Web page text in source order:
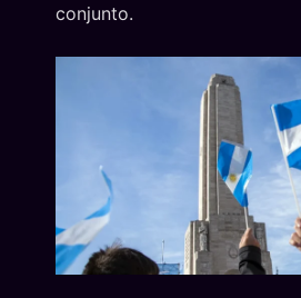
conjunto.